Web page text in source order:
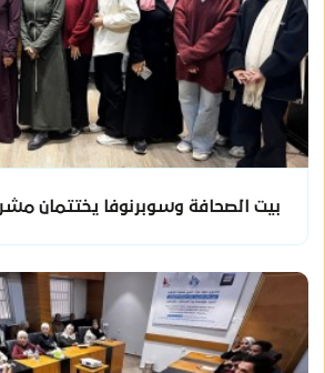
بيت الصحافة وسوبرنوفا يختتمان